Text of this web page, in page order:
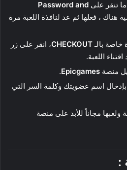
تنقر على Password and
هناك ، فعلها ثم عد لنافذة اللعبة مرة
بالـ CHECKOUT، انقر على زر
اقتناء اللعبة.
منصة Epicgames
.
اسم عضويتك وكلمة السر التي
ولعبها مجاناً للأبد على منصة
: